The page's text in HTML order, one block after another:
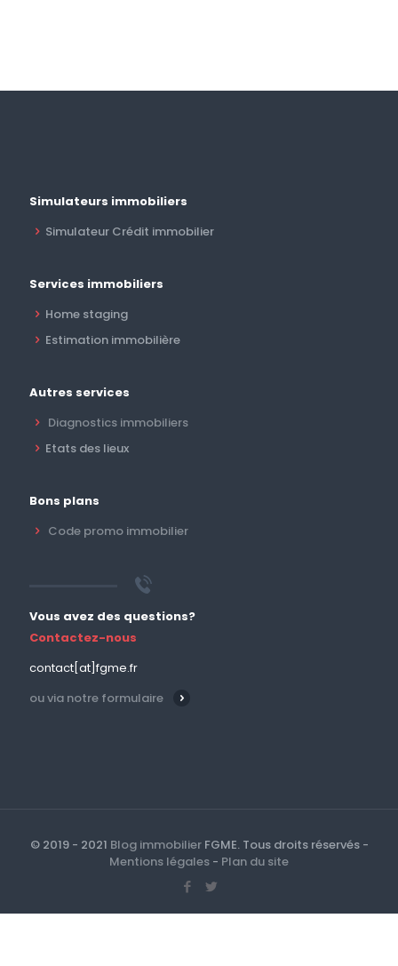
Simulateurs immobiliers
Simulateur Crédit immobilier
Services immobiliers
Home staging
Estimation immobilière
Autres services
Diagnostics immobiliers
Etats des lieux
Bons plans
Code promo immobilier
Vous avez des questions?
Contactez-nous
contact[at]fgme.fr
ou via notre formulaire
© 2019 - 2021 Blog immobilierFGME. Tous droits réservés -
Mentions légales - Plan du site